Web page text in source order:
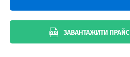
ЗАВАНТАЖИТИ ПРАЙС